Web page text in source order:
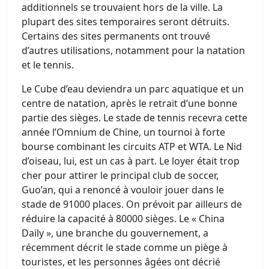
additionnels se trouvaient hors de la ville. La
plupart des sites temporaires seront détruits.
Certains des sites permanents ont trouvé
d’autres utilisations, notamment pour la natation
et le tennis.
Le Cube d’eau deviendra un parc aquatique et un
centre de natation, après le retrait d’une bonne
partie des sièges. Le stade de tennis recevra cette
année l’Omnium de Chine, un tournoi à forte
bourse combinant les circuits ATP et WTA. Le Nid
d’oiseau, lui, est un cas à part. Le loyer était trop
cher pour attirer le principal club de soccer,
Guo’an, qui a renoncé à vouloir jouer dans le
stade de 91000 places. On prévoit par ailleurs de
réduire la capacité à 80000 sièges. Le « China
Daily », une branche du gouvernement, a
récemment décrit le stade comme un piège à
touristes, et les personnes âgées ont décrié